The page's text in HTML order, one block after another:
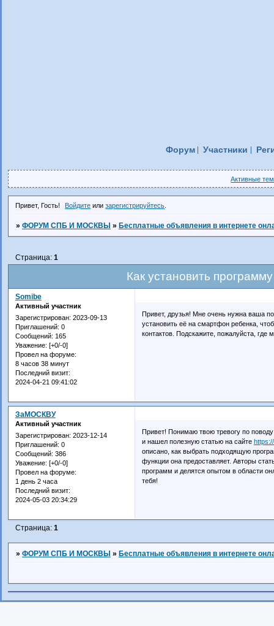
Форум Участники
Активные
Привет, Гость! Войдите илизарегистрируйтесь
» ФОРУМ СПБ И МОСКВЫ » Бесплатные объявления в интернете
Как установить
Страница: 1
Somibe
Активный участник
Зарегистрирован: 2023-09-13
Приглашений: 0
Сообщений: 165
Уважение: [+0/-0]
Провел на форуме:
8 часов 38 минут
Последний визит:
2024-04-21 09:41:02
Привет, друзья! Мне очень нужна ваша
установить её на смартфон ребенка,
контактов. Подскажите, пожалуйста, где
ЗаМОСКВУ
Активный участник
Зарегистрирован: 2023-12-14
Приглашений: 0
Сообщений: 386
Уважение: [+0/-0]
Провел на форуме:
1 день 2 часа
Последний визит:
2024-05-03 20:34:29
Привет! Понимаю твою тревогу по
и нашел полезную статью на сайте
описано, как выбрать подходящую
функции она предоставляет. Авторы
программ и делятся опытом в области
тебя!
Страница: 1
» ФОРУМ СПБ И МОСКВЫ » Бесплатные объявления в интернете